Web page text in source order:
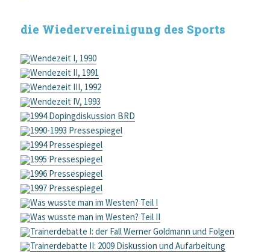
die Wiedervereinigung des Sports
Wendezeit I, 1990
Wendezeit II, 1991
Wendezeit III, 1992
Wendezeit IV, 1993
1994 Dopingdiskussion BRD
1990-1993 Pressespiegel
1994 Pressespiegel
1995 Pressespiegel
1996 Pressespiegel
1997 Pressespiegel
Was wusste man im Westen? Teil I
Was wusste man im Westen? Teil II
Trainerdebatte I: der Fall Werner Goldmann und Folgen
Trainerdebatte II: 2009 Diskussion und Aufarbeitung